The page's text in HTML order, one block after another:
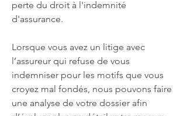
perte du droit à l'indemnité
d'assurance.
Lorsque vous avez un litige avec
l’assureur qui refuse de vous
indemniser pour les motifs que vous
croyez mal fondés, nous pouvons faire
une analyse de votre dossier afin